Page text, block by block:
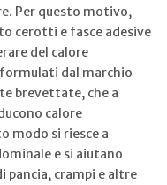
Per questo motivo,
cerotti e fasce adesive
del calore
dal marchio
brevettate, che a
calore
modo si riesce a
e si aiutano
pancia, crampi e altre